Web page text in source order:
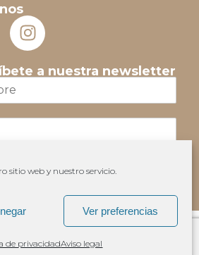
sitio web y nuestro servicio.
Ver preferencias
de privacidadAviso legal
a nuestra newsletter
Suscribir